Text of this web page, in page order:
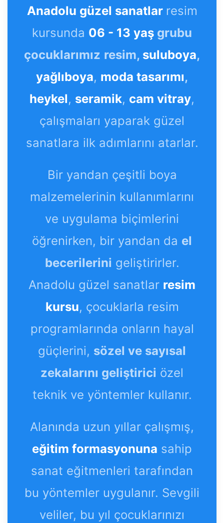
Anadolu güzel sanatlar resim
kursunda 06 - 13 yaş grubu
çocuklarımız resim, suluboya,
yağlıboya, moda tasarımı,
heykel, seramik, cam vitray,
çalışmaları yaparak güzel
sanatlara ilk adımlarını atarlar.
Bir yandan çeşitli boya
malzemelerinin kullanımlarını
ve uygulama biçimlerini
öğrenirken, bir yandan da el
becerilerini geliştirirler.
Anadolu güzel sanatlar resim
kursu, çocuklarla resim
programlarında onların hayal
güçlerini, sözel ve sayısal
zekalarını geliştirici özel
teknik ve yöntemler kullanır.
Alanında uzun yıllar çalışmış,
eğitim formasyonuna sahip
sanat eğitmenleri tarafından
bu yöntemler uygulanır. Sevgili
veliler, bu yıl çocuklarınızı